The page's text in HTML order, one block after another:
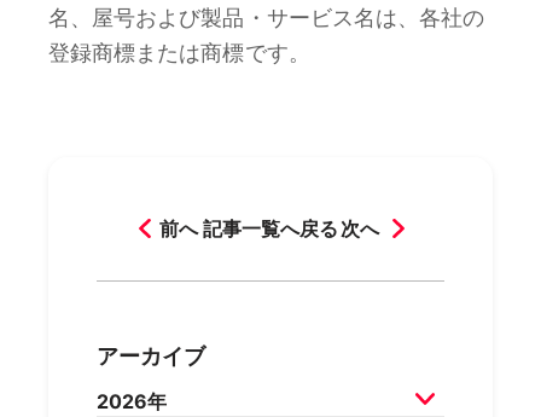
名、屋号および製品・サービス名は、各社の
登録商標または商標です。
前へ 記事一覧へ戻る 次へ
アーカイブ
2026年